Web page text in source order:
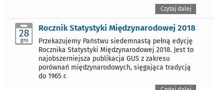
Czytaj dalej
28
gru
Rocznik Statystyki Międzynarodowej 2018
Przekazujemy Państwu siedemnastą pełną edycję
Rocznika Statystyki Międzynarodowej 2018. Jest to
najobszerniejsza publikacja GUS z zakresu
porównań międzynarodowych, sięgająca tradycją
do 1965 r.